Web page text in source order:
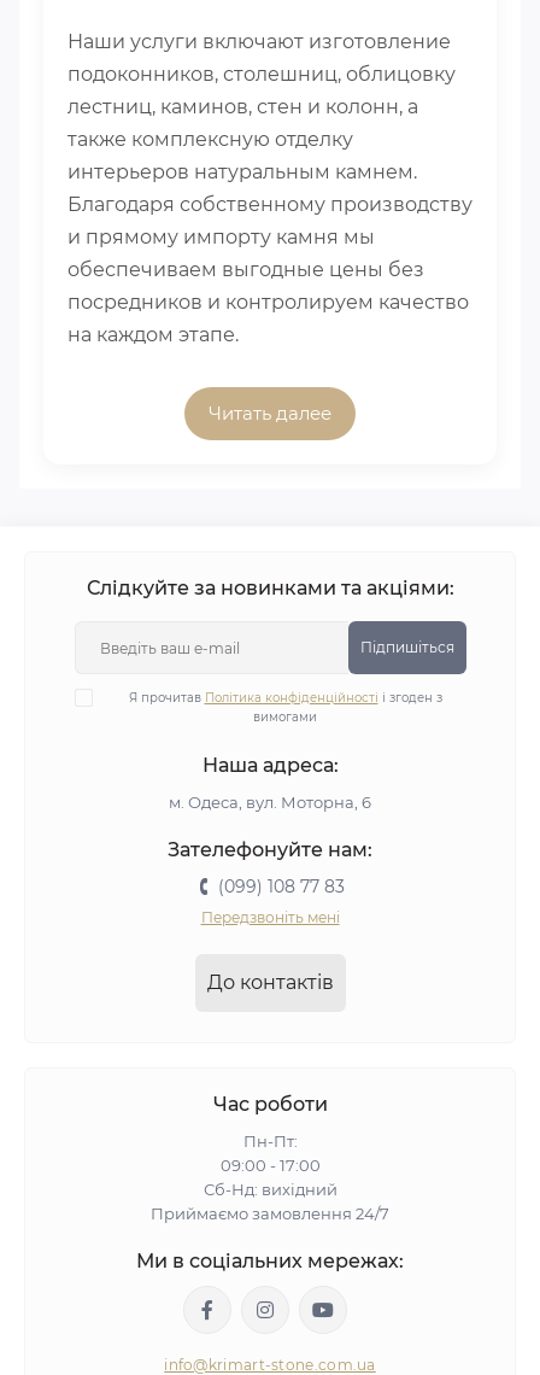
Наши услуги включают изготовление
подоконников, столешниц, облицовку
лестниц, каминов, стен и колонн, а
также комплексную отделку
интерьеров натуральным камнем.
Благодаря собственному производству
и прямому импорту камня мы
обеспечиваем выгодные цены без
посредников и контролируем качество
на каждом этапе.
Читать далее
Слідкуйте за новинками та акціями:
Підпишіться
Я прочитав Політика конфіденційності і згоден з
вимогами
Наша адреса:
м. Одеса, вул. Моторна, 6
Зателефонуйте нам:
(099) 108 77 83
Передзвоніть мені
До контактів
Час роботи
Пн-Пт:
09:00 - 17:00
Сб-Нд: вихідний
Приймаємо замовлення 24/7
Ми в соціальних мережах:
info@krimart-stone.com.ua